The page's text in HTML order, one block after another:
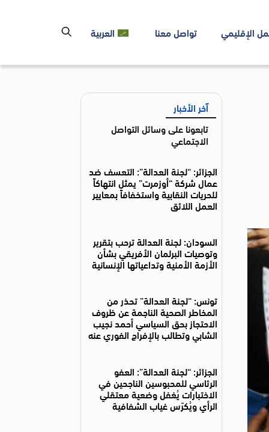
الإقليمي تواصل معنا العربية
آخر الأخبار
تابعونا على وسائل التواصل
الاجتماعي
الجزائر: “لجنة العدالة”: التعسف ضد
عمال شركة “أوزمرت” يمثل انتهاكاً
للحريات النقابية واستخفافاً بمعايير
العمل اللائق
السودان: لجنة العدالة ترحب بتقرير
وتوصيات البرلمان الأفريقي بشأن
الأزمة الأمنية وتداعياتها الإنسانية
تونس: “لجنة العدالة” تحذر من
المخاطر الصحية الناجمة عن ظروف
الاحتجاز بحق السياسي أحمد نجيب
الشابي وتطالب بالإفراج الفوري عنه
الجزائر: “لجنة العدالة”: العفو
الرئاسي للمحبوسين الناجحين في
الاختبارات يُغفل وضعية معتقلي
الرأي ويُكرّس غياب الشفافية